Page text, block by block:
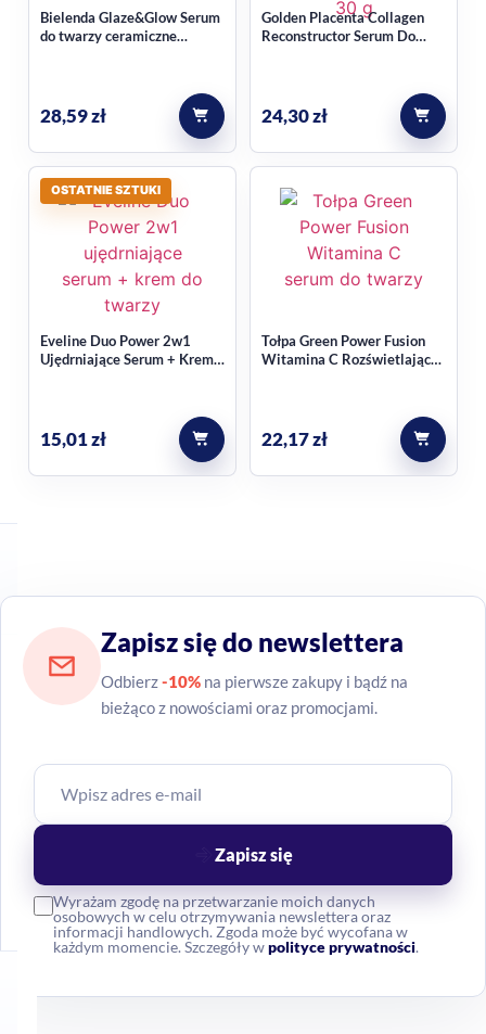
Bielenda Glaze&Glow Serum
do twarzy ceramiczne
28,59zł
Golden Placenta Collagen
Reconstructor Serum Do
24,30zł
OSTATNIE SZTUKI
Eveline Duo Power 2w1
Ujędrniające Serum + Krem
15,01zł
Tołpa Green Power Fusion
Witamina C Rozświetlające
22,17zł
Zapisz się do newslettera
Odbierz-10% na pierwsze zakupy i bądź na
bieżąco z nowościami oraz promocjami.
Wyrażam zgodę na przetwarzanie moich danych
osobowych w celu otrzymywania newslettera oraz
informacji handlowych. Zgoda może być wycofana w
każdym momencie. Szczegóły wpolityce prywatności.
Zapisz się